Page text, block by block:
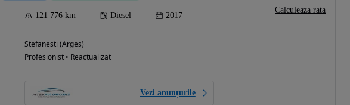
121 776 km Diesel 2017
Stefanesti (Arges)
Profesionist • Reactualizat
Vezi anunțurile
Calculeaza rata